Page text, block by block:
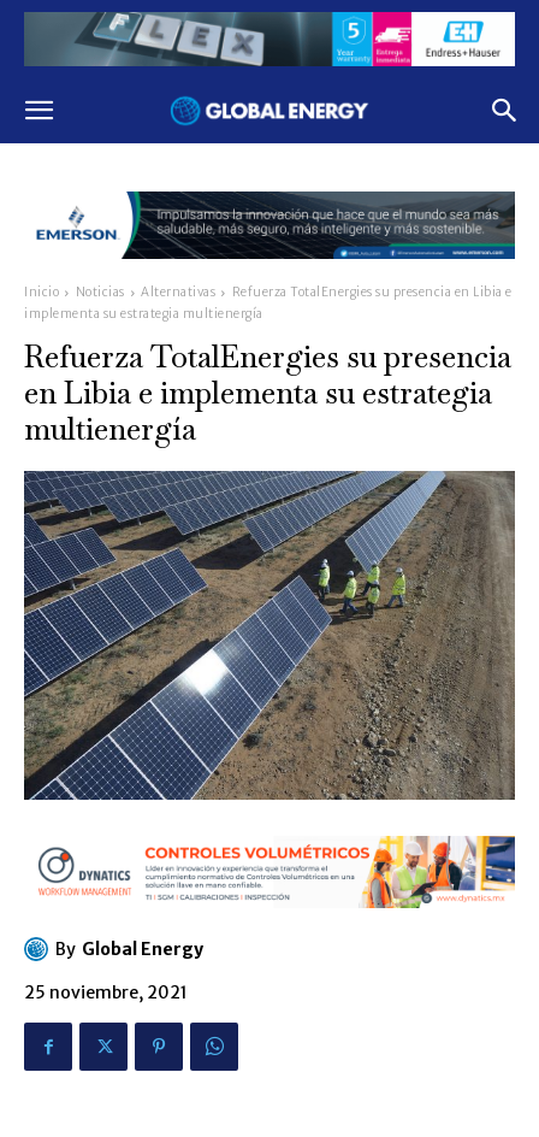
Inicio Noticias Alternativas
Refuerza TotalEnergies su presencia en Libia e
implementa su estrategia multienergía
Refuerza TotalEnergies su presencia
en Libia e implementa su estrategia
multienergía
By Global Energy
25 noviembre, 2021